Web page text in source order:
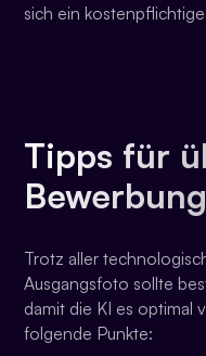
sich ein
Tipps für
Trotz aller
Ausgangsfoto sollte
damit die KI es optimal
folgende Punkte: